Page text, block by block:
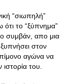
“σιωπηλή”
το “ξύπνημα”
συμβάν, απο μια
στον
αγώνα να
του.